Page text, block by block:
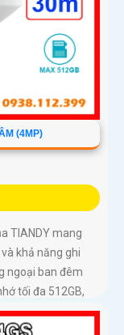
(4MP)
TIANDY mang
khả năng ghi
ngoại ban đêm
tối đa 512GB,